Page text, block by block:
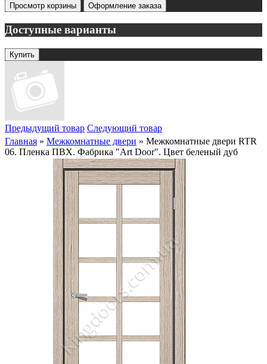
Просмотр корзины Оформление заказа
Доступные варианты
Предыдущий товар Следующий товар
Главная » Межкомнатные двери » Межкомнатные двери RTR
06. Пленка ПВХ. Фабрика "Art Door". Цвет беленый дуб